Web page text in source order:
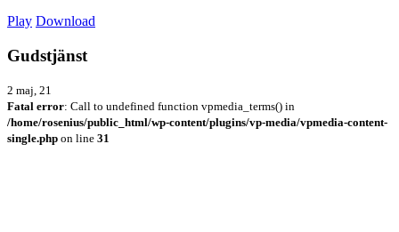
Play Download
Gudstjänst
2 maj, 21
Fatal error: Call to undefined function vpmedia_terms() in
/home/rosenius/public_html/wp-content/plugins/vp-media/vpmedia-content-
single.php on line 31